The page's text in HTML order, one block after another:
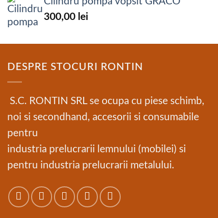
300,00 lei
DESPRE STOCURI RONTIN
S.C. RONTIN SRL se ocupa cu piese schimb,
noi si secondhand, accesorii si consumabile
pentru
industria prelucrarii lemnului (mobilei) si
pentru industria prelucrarii metalului.